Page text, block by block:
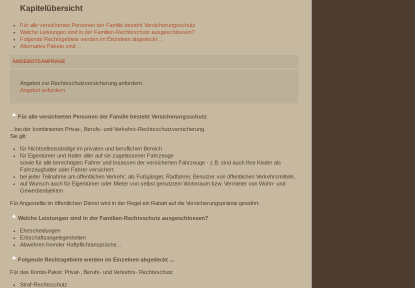
Kapitelübersicht
Für alle versicherten Personen der Familie besteht Versicherungsschutz
Welche Leistungen sind in der Familien-Rechtsschutz ausgeschlossen?
Folgende Rechtsgebiete werden im Einzelnen abgedeckt ...
Alternative Pakete sind ...
ANGEBOTSANFRAGE
Angebot zur Rechtsschutzversicherung anfordern.
Angebot anfordern
Für alle versicherten Personen der Familie besteht Versicherungsschutz
...bei der kombinierten Privat-, Berufs- und Verkehrs-Rechtsschutzversicherung.
Sie gilt:
für Nichtselbstständige im privaten und beruflichen Bereich
für Eigentümer und Halter aller auf sie zugelassener Fahrzeuge
sowie für alle berechtigten Fahrer und Insassen der versicherten Fahrzeuge - z.B. sind auch Ihre Kinder als
Fahrzeughalter oder Fahrer versichert
bei jeder Teilnahme am öffentlichen Verkehr; als Fußgänger, Radfahrer, Benutzer von öffentlichen Verkehrsmitteln...
auf Wunsch auch für Eigentümer oder Mieter von selbst genutztem Wohnraum bzw. Vermieter von Wohn- und
Gewerbeobjekten
Für Angestellte im öffentlichen Dienst wird in der Regel ein Rabatt auf die Versicherungsprämie gewährt.
Welche Leistungen sind in der Familien-Rechtsschutz ausgeschlossen?
Ehescheidungen
Erbschaftsangelegenheiten
Abwehren fremder Haftpflichtansprüche...
Folgende Rechtsgebiete werden im Einzelnen abgedeckt ...
Für das Kombi-Paket: Privat-, Berufs- und Verkehrs- Rechtsschutz
Straf-Rechtsschutz